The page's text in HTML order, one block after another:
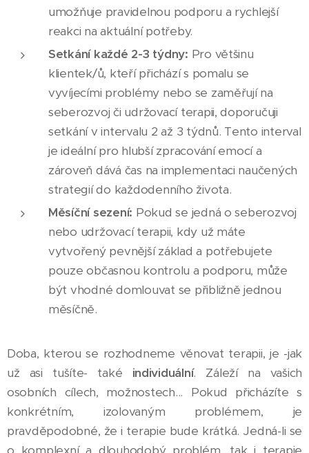
umožňuje pravidelnou podporu a rychlejší
reakci na aktuální potřeby.
Setkání každé 2-3 týdny: Pro většinu
klientek/ů, kteří přichází s pomalu se
vyvíjecími problémy nebo se zaměřují na
seberozvoj či udržovací terapii, doporučuji
setkání v intervalu 2 až 3 týdnů. Tento interval
je ideální pro hlubší zpracování emocí a
zároveň dává čas na implementaci naučených
strategií do každodenního života.
Měsíční sezení: Pokud se jedná o seberozvoj
nebo udržovací terapii, kdy už máte
vytvořený pevnější základ a potřebujete
pouze občasnou kontrolu a podporu, může
být vhodné domlouvat se přibližně jednou
měsíčně.
Doba, kterou se rozhodneme věnovat terapii, je -jak
už asi tušíte- také individuální. Záleží na vašich
osobních cílech, možnostech... Pokud přicházíte s
konkrétním, izolovaným problémem, je
pravděpodobné, že i terapie bude krátká. Jedná-li se